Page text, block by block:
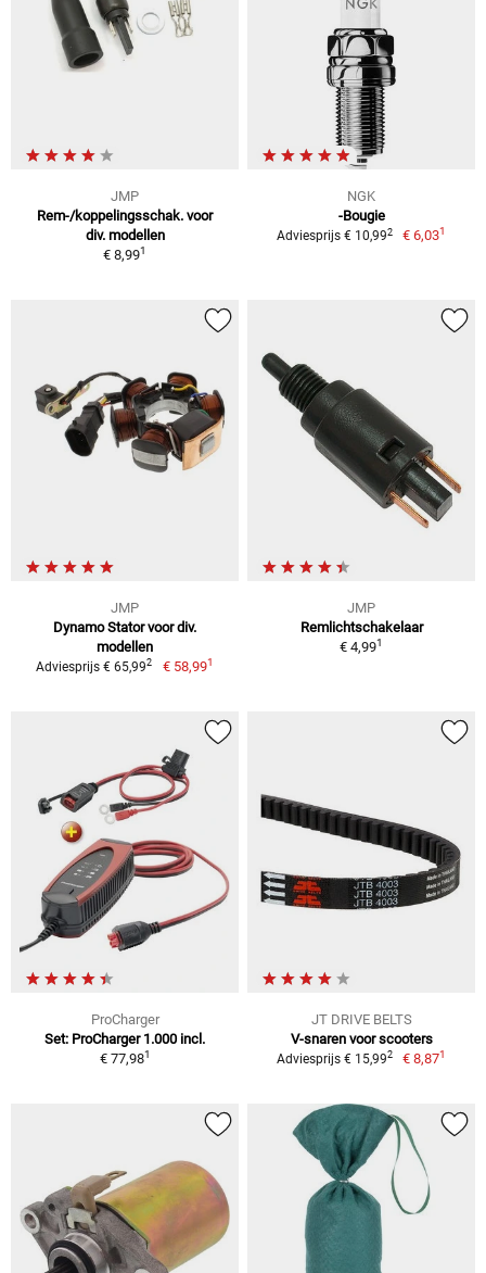
JMP
Rem-/koppelingsschak. voor
div. modellen
€ 8,991
NGK
-Bougie
Adviesprijs € 10,992 € 6,031
JMP
Dynamo Stator voor div.
modellen
Adviesprijs € 65,992 € 58,991
JMP
Remlichtschakelaar
€ 4,991
ProCharger
Set: ProCharger 1.000 incl.
€ 77,981
JT DRIVE BELTS
V-snaren voor scooters
Adviesprijs € 15,992 € 8,871